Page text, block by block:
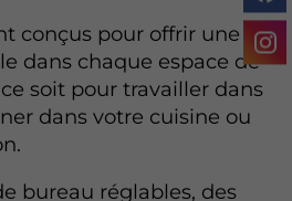
conçus pour offrir une
dans chaque espace de
soit pour travailler dans
dans votre cuisine ou
bureau réglables, des